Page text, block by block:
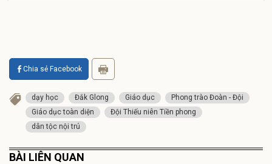
Chia sẻ Facebook
dạy học Đắk Glong Giáo dục
Phong trào Đoàn - Đội
Giáo dục toàn diện
Đội Thiếu niên Tiền phong
dân tộc nội trú
BÀI LIÊN QUAN